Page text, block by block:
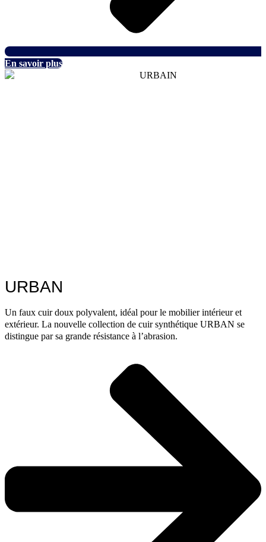
En savoir plus
URBAN
Un faux cuir doux polyvalent, idéal pour le mobilier intérieur et
extérieur. La nouvelle collection de cuir synthétique URBAN se
distingue par sa grande résistance à l’abrasion.